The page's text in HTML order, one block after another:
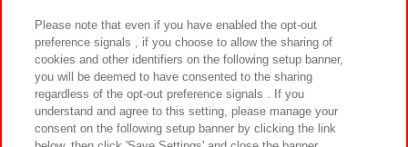
カスタマーハラスメント対応方針 よくあるご質問・お問い合わせ
Please note that even if you have enabled the opt-out
preference signals , if you choose to allow the sharing of
cookies and other identifiers on the following setup banner,
you will be deemed to have consented to the sharing
regardless of the opt-out preference signals . If you
understand and agree to this setting, please manage your
consent on the following setup banner by clicking the link